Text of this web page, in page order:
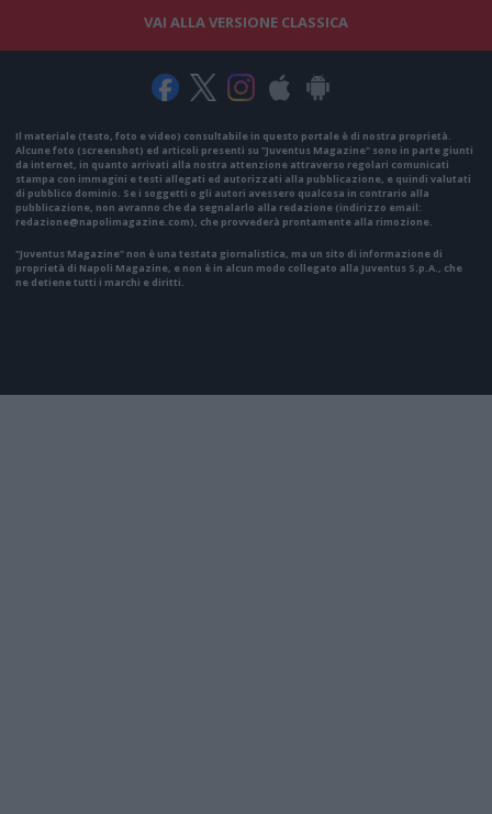
VAI ALLA VERSIONE CLASSICA
Il materiale (testo, foto e video) consultabile in questo portale è di nostra proprietà.
Alcune foto (screenshot) ed articoli presenti su "Juventus Magazine" sono in parte giunti
da internet, in quanto arrivati alla nostra attenzione attraverso regolari comunicati
stampa con immagini e testi allegati ed autorizzati alla pubblicazione, e quindi valutati
di pubblico dominio. Se i soggetti o gli autori avessero qualcosa in contrario alla
pubblicazione, non avranno che da segnalarlo alla redazione (indirizzo email:
redazione@napolimagazine.com), che provvederà prontamente alla rimozione.
"Juventus Magazine" non è una testata giornalistica, ma un sito di informazione di
proprietà di Napoli Magazine, e non è in alcun modo collegato alla Juventus S.p.A., che
ne detiene tutti i marchi e diritti.